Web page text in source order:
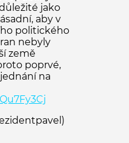
jako
aby v
politického
nebyly
země
poprvé,
na